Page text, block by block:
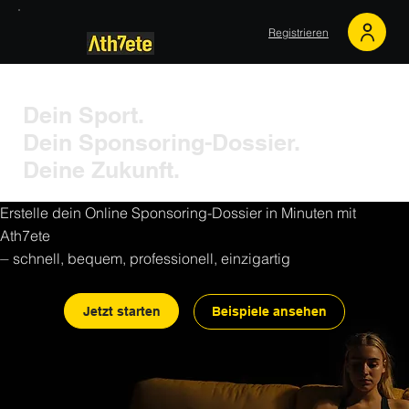
Registrieren
Dein Sport.
Dein Sponsoring-Dossier.
Deine Zukunft.
Erstelle dein Online Sponsoring-Dossier in Minuten mit
Ath7ete
⏤ schnell, bequem, professionell, einzigartig
Jetzt starten Beispiele ansehen